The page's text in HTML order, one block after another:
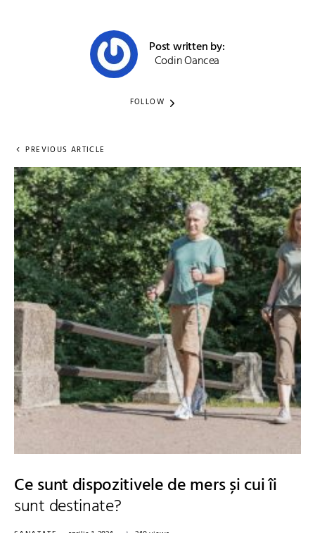
Post written by:
Codin Oancea
FOLLOW
PREVIOUS ARTICLE
Ce sunt dispozitivele de mers și cui îi
sunt destinate?